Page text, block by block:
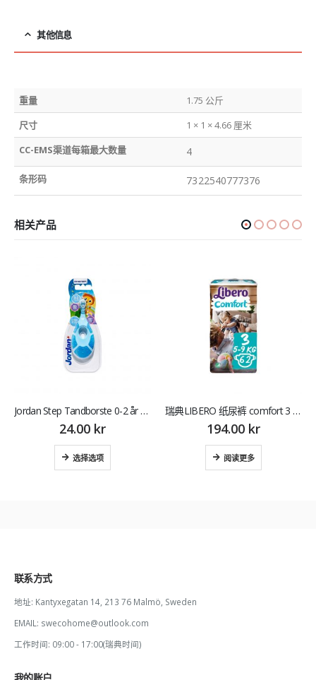
其他信息
重量
1.75 公斤
尺寸
1 × 1 × 4.66 厘米
CC-EMS渠道每箱最大数量
4
条形码 7322540777376
相关产品
Jordan Step Tandborste 0-2 år 儿童牙刷 1支
24.00 kr
选择选项
瑞典LIBERO 纸尿裤 comfort 3 （5-9KG)
194.00 kr
阅读更多
联系方式
地址: Kantyxegatan 14, 213 76 Malmö, Sweden
EMAIL: swecohome@outlook.com
工作时间: 09:00 - 17:00(瑞典时间)